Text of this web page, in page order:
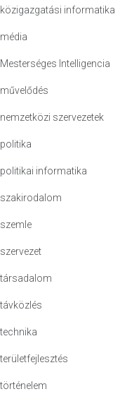
közigazgatási informatika
média
Mesterséges Intelligencia
művelődés
nemzetközi szervezetek
politika
politikai informatika
szakirodalom
szemle
szervezet
társadalom
távközlés
technika
területfejlesztés
történelem